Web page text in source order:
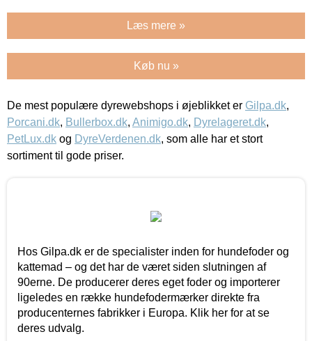
Læs mere »
Køb nu »
De mest populære dyrewebshops i øjeblikket er Gilpa.dk,
Porcani.dk, Bullerbox.dk, Animigo.dk, Dyrelageret.dk,
PetLux.dk og DyreVerdenen.dk, som alle har et stort
sortiment til gode priser.
Hos Gilpa.dk er de specialister inden for hundefoder og
kattemad – og det har de været siden slutningen af
90erne. De producerer deres eget foder og importerer
ligeledes en række hundefodermærker direkte fra
producenternes fabrikker i Europa. Klik her for at se
deres udvalg.